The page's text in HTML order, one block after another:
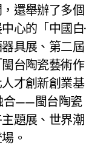
還舉辦了多個
心的「中國白·
具展、第二屆
台陶瓷藝術作
才創新創業基
合——閩台陶瓷
題展、世界潮
。